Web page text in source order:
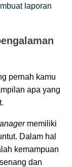
laporan
pernah kamu
apa yang
memiliki
Dalam hal
kemampuan
dan